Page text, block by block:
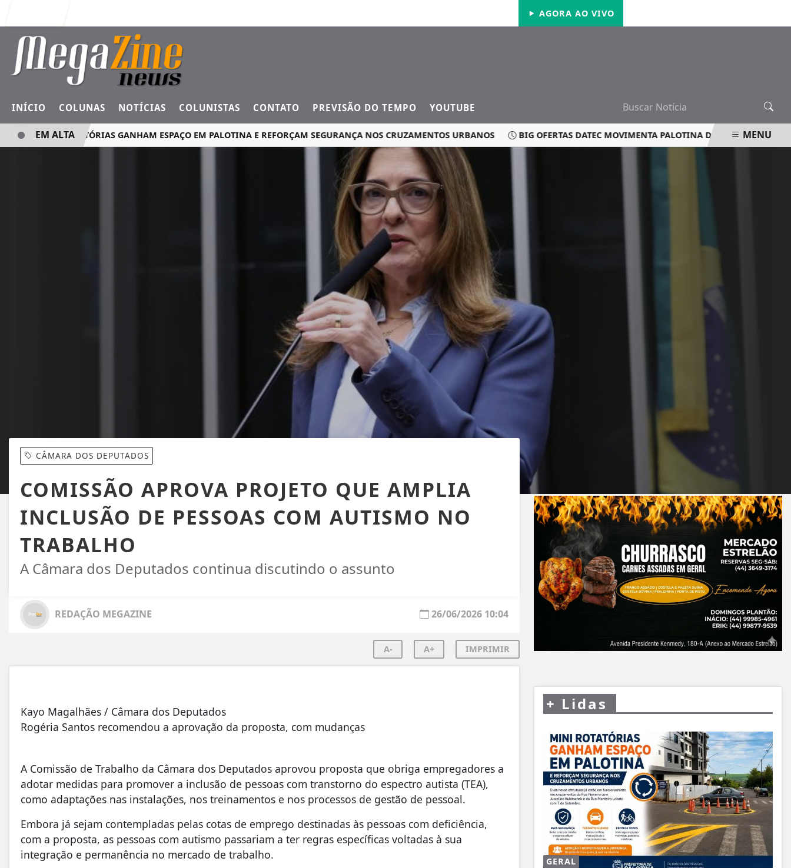
AGORA AO VIVO
INÍCIO COLUNAS NOTÍCIAS COLUNISTAS CONTATO PREVISÃO DO TEMPO YOUTUBE
MINI ROTATÓRIAS GANHAM ESPAÇO EM PALOTINA E REFORÇAM SEGURANÇA NOS CRUZAMENTOS URBANOS BIG OFERTAS DATEC MOVIMENTA PALOTINA DE 1º A 15 DE AGOSTO
EM ALTA MENU
CÂMARA DOS DEPUTADOS
COMISSÃO APROVA PROJETO QUE AMPLIA
INCLUSÃO DE PESSOAS COM AUTISMO NO
TRABALHO
A Câmara dos Deputados continua discutindo o assunto
REDAÇÃO MEGAZINE 26/06/2026 10:04
A- A+ IMPRIMIR
Kayo Magalhães / Câmara dos Deputados
Rogéria Santos recomendou a aprovação da proposta, com mudanças
A Comissão de Trabalho da Câmara dos Deputados aprovou proposta que obriga empregadores a
adotar medidas para promover a inclusão de pessoas com transtorno do espectro autista (TEA),
como adaptações nas instalações, nos treinamentos e nos processos de gestão de pessoal.
Embora já sejam contempladas pelas cotas de emprego destinadas às pessoas com deficiência,
com a proposta, as pessoas com autismo passariam a ter regras específicas voltadas à sua
integração e permanência no mercado de trabalho.
+ Lidas
GERAL